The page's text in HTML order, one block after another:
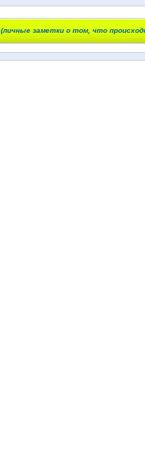
(личные заметки о том, что